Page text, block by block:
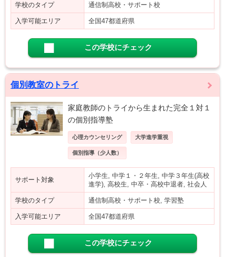
学校のタイプ 通信制高校・サポート校
入学可能エリア 全国47都道府県
この学校にチェック
個別教室のトライ
家庭教師のトライから生まれた完全１対１
の個別指導塾
心理カウンセリング 大学進学重視
個別指導（少人数）
サポート対象
小学生, 中学１・２年生, 中学３年生(高校
進学), 高校生, 中卒・高校中退者, 社会人
学校のタイプ 通信制高校・サポート校, 学習塾
入学可能エリア 全国47都道府県
この学校にチェック